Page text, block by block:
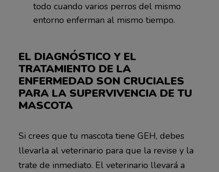
todo cuando varios perros del mismo
entorno enferman al mismo tiempo.
EL DIAGNÓSTICO Y EL
TRATAMIENTO DE LA
ENFERMEDAD SON CRUCIALES
PARA LA SUPERVIVENCIA DE TU
MASCOTA
Si crees que tu mascota tiene GEH, debes
llevarla al veterinario para que la revise y la
trate de inmediato. El veterinario llevará a